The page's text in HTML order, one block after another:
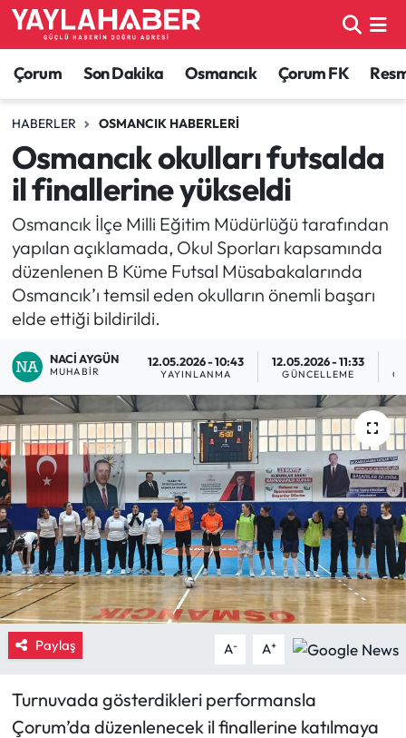
Çorum Son Dakika Osmancık Çorum FK
HABERLER OSMANCIK HABERLERI
Osmancık okulları futsalda
il finallerine yükseldi
Osmancık İlçe Milli Eğitim Müdürlüğü tarafından
yapılan açıklamada, Okul Sporları kapsamında
düzenlenen B Küme Futsal Müsabakalarında
Osmancık’ı temsil eden okulların önemli başarı
elde ettiği bildirildi.
NACI AYGÜN
MUHABIR
12.05.2026 - 10:43
YAYINLANMA
12.05.2026 - 11:33
GÜNCELLEME
Paylaş A- A+
Turnuvada gösterdikleri performansla
Çorum’da düzenlenecek il finallerine katılmaya
Alaca Haberleri
Bayat Haberleri
Bilgi - Keşfet Haberleri
Bilim ve Teknoloji
Boğazkale Haberleri
Çorum Haberleri
Dodurga Haberleri
Eğitim
Ekonomi
Güncel
İskilip Haberleri
Kargı Haberleri
Kültür Sanat
Çorum Nöbetçi Eczaneler
Çorum Hava Durumu
Çorum Namaz Vakitleri
Çorum Trafik Yoğunluk Haritası
TFF 1.Lig Puan Durumu ve Fikstür
Tüm Manşetler
Haber Arşivi